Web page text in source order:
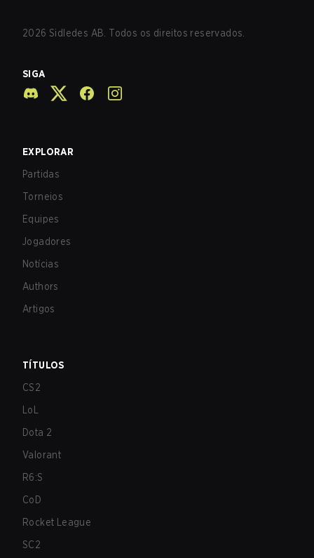
2026 Sidledes AB. Todos os direitos reservados.
SIGA
EXPLORAR
Partidas
Torneios
Equipes
Jogadores
Notícias
Authors
Artigos
TÍTULOS
CS2
LoL
Dota 2
Valorant
R6:S
CoD
Rocket League
SC2